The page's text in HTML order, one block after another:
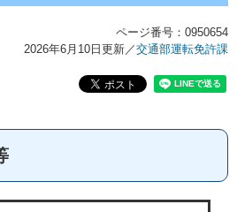
ページ番号：0950654
2026年6月10日更新 ／交通部運転免許課